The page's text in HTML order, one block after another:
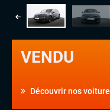
VENDU
Découvrir nos